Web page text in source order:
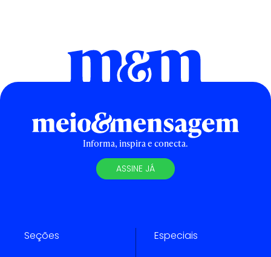
Informa, inspira e conecta.
ASSINE JÁ
Seções Especiais